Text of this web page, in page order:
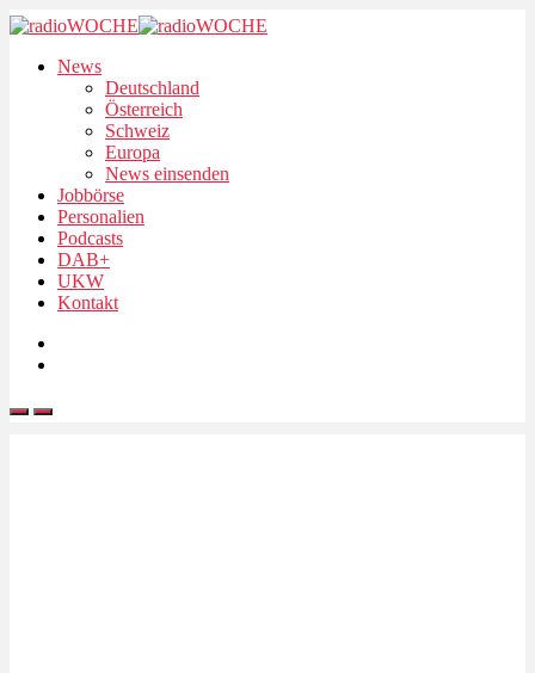
News
Deutschland
Österreich
Schweiz
Europa
News einsenden
Jobbörse
Personalien
Podcasts
DAB+
UKW
Kontakt